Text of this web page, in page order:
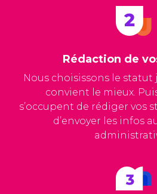
Rédaction de
Nous choisissons le
convient le mieux.
s’occupent de rédiger vos
d’envoyer les infos